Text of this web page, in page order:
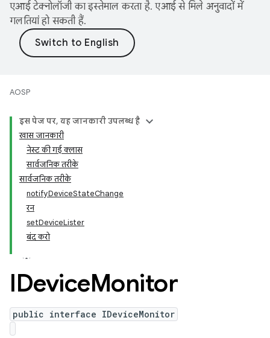
एआई टेक्नोलॉजी का इस्तेमाल करता है. एआई से मिले अनुवादों में
गलतियां हो सकती हैं.
AOSP
इस पेज पर, यह जानकारी उपलब्ध है
खास जानकारी
नेस्ट की गई क्लास
सार्वजनिक तरीके
सार्वजनिक तरीके
notifyDeviceStateChange
रन
setDeviceLister
बंद करो
IDeviceMonitor
public interface IDeviceMonitor